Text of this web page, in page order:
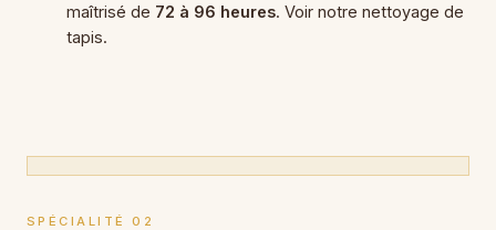
maîtrisé de 72 à 96 heures. Voir notre nettoyage de
tapis.
SPÉCIALITÉ 02